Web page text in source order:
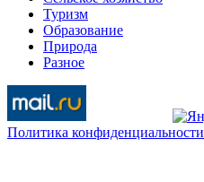
Туризм
Образование
Природа
Разное
Политика конфиденциальности